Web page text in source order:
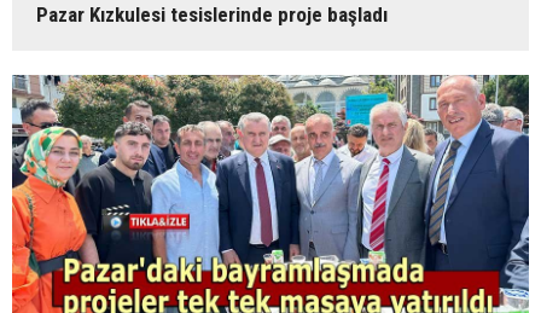
Pazar Kızkulesi tesislerinde proje başladı